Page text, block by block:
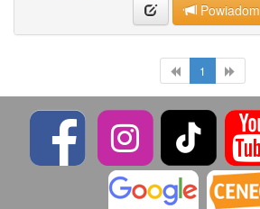
Powiadom
1